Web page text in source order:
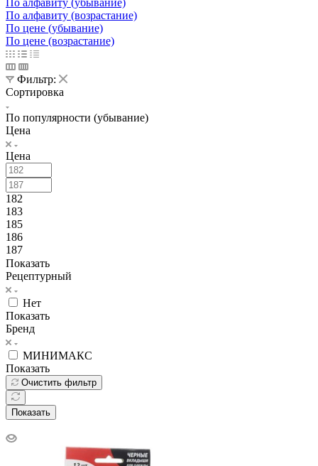
По алфавиту (возрастание)
По цене (убывание)
По цене (возрастание)
Фильтр:
Сортировка
По популярности (убывание)
Цена
Цена
182
183
185
186
187
Показать
Рецептурный
Нет
Показать
Бренд
МИНИМАКС
Показать
Очистить фильтр
Показать